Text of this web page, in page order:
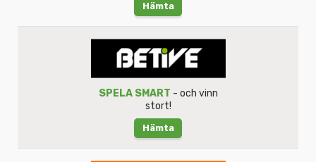
Hämta
SPELA SMART - och vinn
stort!
Hämta